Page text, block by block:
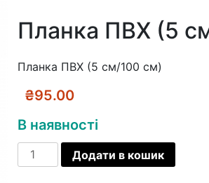
Планка ПВХ (5
Планка ПВХ (5 см/100 см)
₴95.00
В наявності
Планка
ПВХ
Додати в кошик